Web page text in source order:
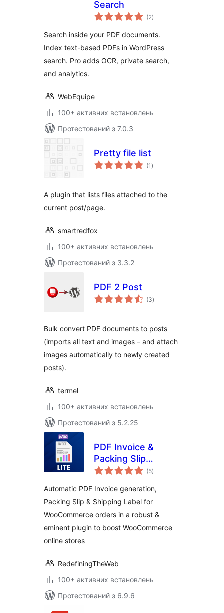
Search
(2загальний
рейтинг
)
Search inside your PDF documents.
Index text-based PDFs in WordPress
search. Pro adds OCR, private search,
and analytics.
WebEquipe
100+ активних встановлень
Протестований з 7.0.3
Pretty file list
(1 загальний
рейтинг
)
A plugin that lists files attached to the
current post/page.
smartredfox
100+ активних встановлень
Протестований з 3.3.2
PDF 2 Post
(3загальний
рейтинг
)
Bulk convert PDF documents to posts
(imports all text and images – and attach
images automatically to newly created
posts).
termel
100+ активних встановлень
Протестований з 5.2.25
PDF Invoice &
Packing Slip
Generator Lite For
(5загальний
рейтинг
)
Automatic PDF Invoice generation,
Packing Slip & Shipping Label for
WooCommerce orders in a robust &
eminent plugin to boost WooCommerce
online stores
RedefiningTheWeb
100+ активних встановлень
Протестований з 6.9.6